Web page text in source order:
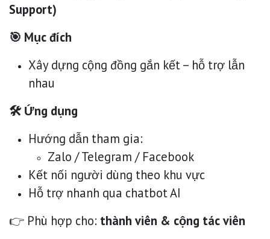
Support)
🎯 Mục đích
Xây dựng cộng đồng gắn kết – hỗ trợ lẫn
nhau
🛠 Ứng dụng
Hướng dẫn tham gia:
Zalo / Telegram / Facebook
Kết nối người dùng theo khu vực
Hỗ trợ nhanh qua chatbot AI
👉 Phù hợp cho: thành viên & cộng tác viên